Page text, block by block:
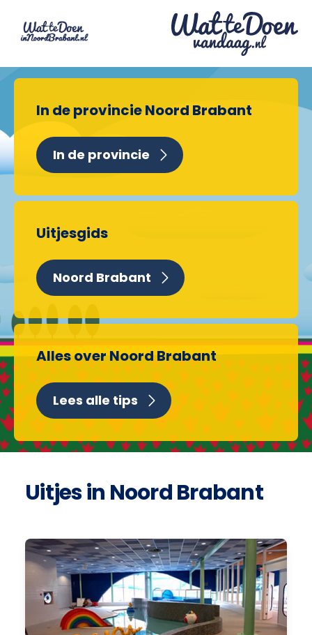
In de provincie Noord Brabant
In de provincie
Uitjesgids
Noord Brabant
Alles over Noord Brabant
Lees alle tips
Uitjes in Noord Brabant